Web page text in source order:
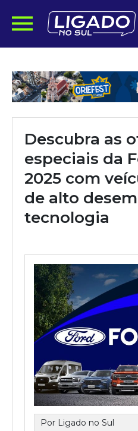
Descubra as
especiais da
2025 com
de alto
tecnologia
Por Ligado no Sul